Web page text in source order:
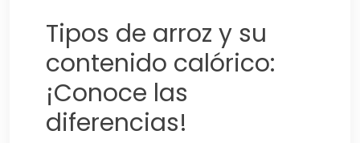
Tipos de arroz y su
contenido calórico:
¡Conoce las
diferencias!